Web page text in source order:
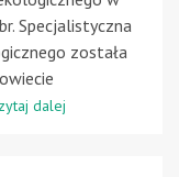
Specjalistyczna
została
dalej